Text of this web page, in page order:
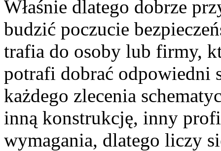
Właśnie dlatego dobrze
budzić poczucie
trafia do osoby lub firmy,
potrafi dobrać odpowiedni
każdego zlecenia
inną konstrukcję, inny
wymagania, dlatego liczy